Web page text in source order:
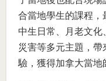
合當地學生的課程，
中生日常、月老文
災害等多元主題，
驗，獲得加拿大當地